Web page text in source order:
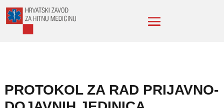
PROTOKOL ZA RAD PRIJAVNO-